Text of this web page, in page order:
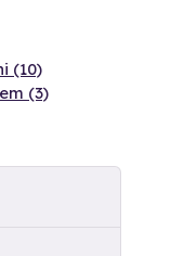
(10)
(3)